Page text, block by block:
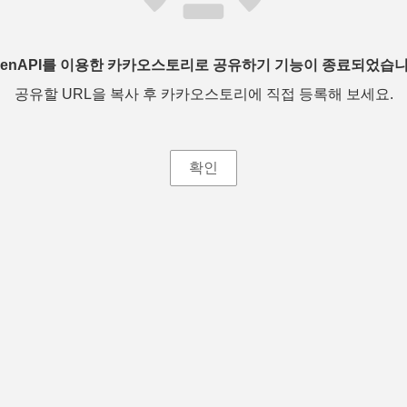
를 이용한 카카오스토리로 공유하기 기능이 종료되었습
공유할 URL을 복사 후 카카오스토리에 직접 등록해 보세요.
확인